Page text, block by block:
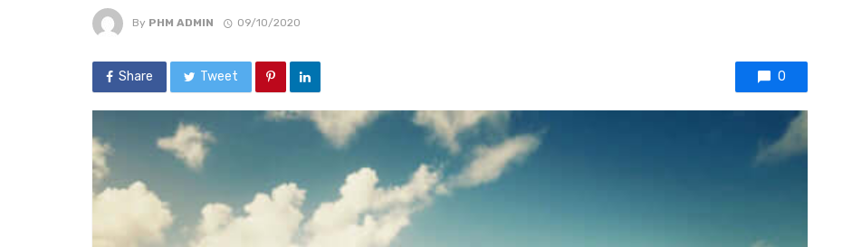
By PHM ADMIN 09/10/2020
Share Tweet 0